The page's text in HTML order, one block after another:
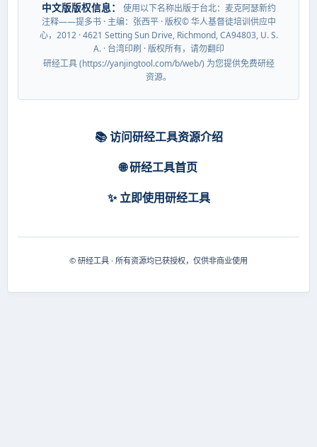
中文版版权信息：
使用以下名称出版于台北：麦克阿瑟新约
注释——提多书 · 主编：张西平 · 版权© 华人基督徒培训供应中
心，2012 · 4621 Setting Sun Drive, Richmond, CA94803, U. S.
A. · 台湾印刷 · 版权所有，请勿翻印
研经工具 (https://yanjingtool.com/b/web/) 为您提供免费研经
资源。
📚 访问研经工具资源介绍
🌐 研经工具首页
✨ 立即使用研经工具
© 研经工具 · 所有资源均已获授权，仅供非商业使用